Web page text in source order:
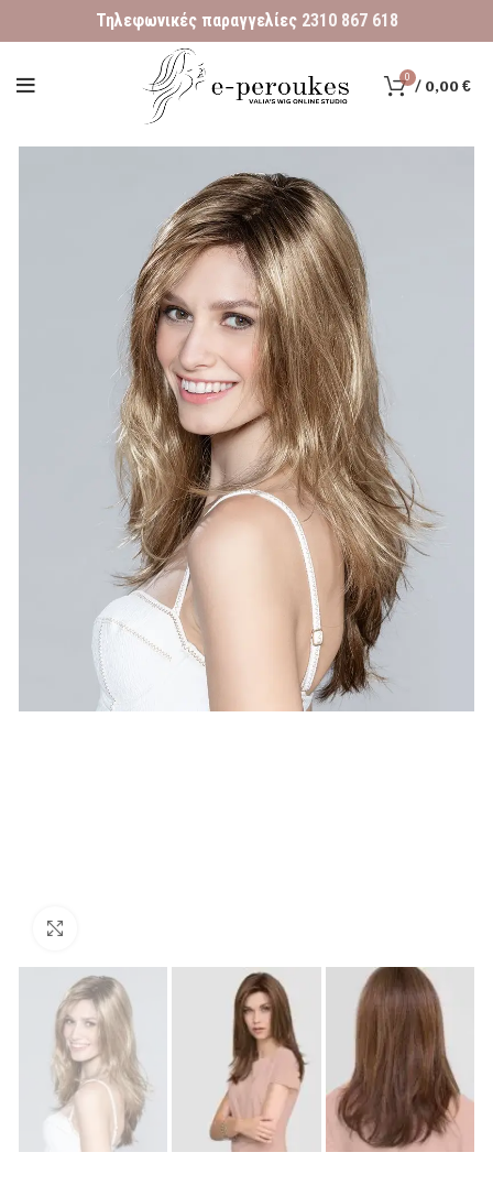
Τηλεφωνικές παραγγελίες 2310 867 618
0 /0,00€